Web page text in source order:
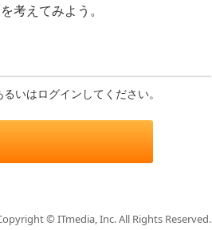
考えてみよう。
いはログインしてください。
© ITmedia, Inc. All Rights Reserved.